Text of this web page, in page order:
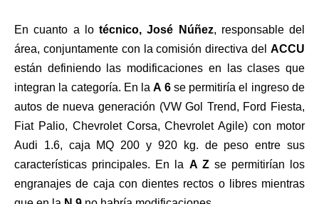
En cuanto a lotécnico, José Núñez, responsable del
área, conjuntamente con la comisión directiva del ACCU
están definiendo las modificaciones en las clases que
integran la categoría. En laA 6se permitiría el ingreso de
autos de nueva generación (VW Gol Trend, Ford Fiesta,
Fiat Palio, Chevrolet Corsa, Chevrolet Agile) con motor
Audi 1.6, caja MQ 200 y 920 kg. de peso entre sus
características principales. En la A Zse permitirían los
engranajes de caja con dientes rectos o libres mientras